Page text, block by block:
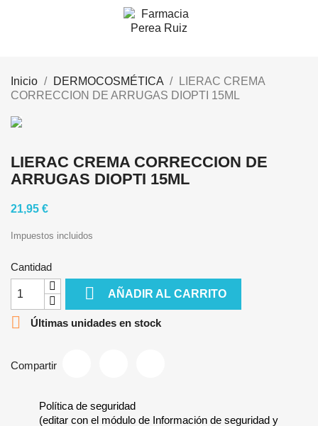
Inicio DERMOCOSMÉTICA
LIERAC CREMA
CORRECCION DE ARRUGAS DIOPTI 15ML
LIERAC CREMA CORRECCION DE
ARRUGAS DIOPTI 15ML
21,95 €
Impuestos incluidos
Cantidad
 AÑADIR AL CARRITO
 Últimas unidades en stock
Compartir
Política de seguridad
(editar con el módulo de Información de seguridad y